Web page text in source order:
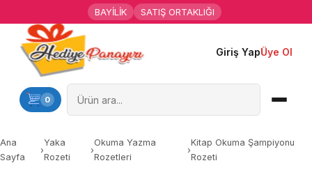
BAYİLİK SATIŞ ORTAKLIĞI
Giriş YapÜye Ol
0
Ana Sayfa
Kişiye Özel Hediyeler
Mesleklere Özel Hediyeler
Ana
Sayfa
›
Yaka
Rozeti
›
Okuma Yazma
Rozetleri
›
Kitap Okuma Şampiyonu
Rozeti